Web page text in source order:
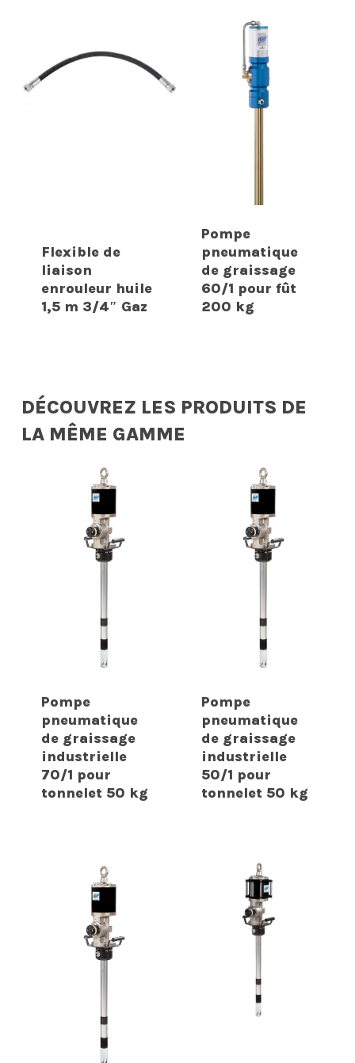
Flexible de
liaison
enrouleur huile
1,5 m 3/4″ Gaz
Pompe
pneumatique
de graissage
60/1 pour fût
200 kg
DÉCOUVREZ LES PRODUITS DE
LA MÊME GAMME
Pompe
pneumatique
de graissage
industrielle
70/1 pour
tonnelet 50 kg
Pompe
pneumatique
de graissage
industrielle
50/1 pour
tonnelet 50 kg